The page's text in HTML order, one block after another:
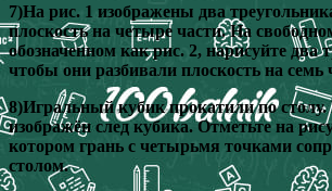
7)На рис. 1 изображены два
плоскость на четыре части. На
обозначенном как рис. 2, нарисуйте два
чтобы они разбивали плоскость на семь
8)Игральный кубик прокатили по столу.
изображён след кубика. Отметьте на
котором грань с четырьмя точками
столом.